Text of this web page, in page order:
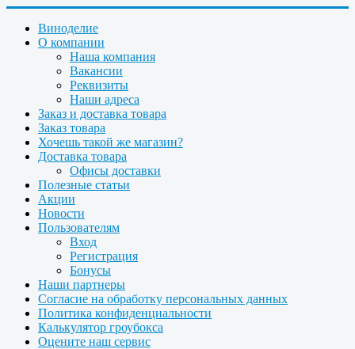
Виноделие
О компании
Наша компания
Вакансии
Реквизиты
Наши адреса
Заказ и доставка товара
Заказ товара
Хочешь такой же магазин?
Доставка товара
Офисы доставки
Полезные статьи
Акции
Новости
Пользователям
Вход
Регистрация
Бонусы
Наши партнеры
Согласие на обработку персональных данных
Политика конфиденциальности
Калькулятор гроубокса
Оцените наш сервис